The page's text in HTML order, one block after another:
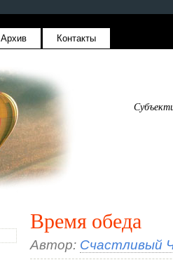
Архив Контакты
Время обеда
Автор: Счастливый